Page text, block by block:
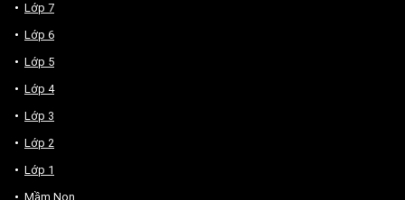
Lớp 7
Lớp 6
Lớp 5
Lớp 4
Lớp 3
Lớp 2
Lớp 1
Mầm Non